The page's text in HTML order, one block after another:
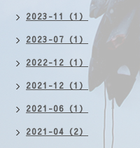
2023-11（1）
2023-07（1）
2022-12（1）
2021-12（1）
2021-06（1）
2021-04（2）